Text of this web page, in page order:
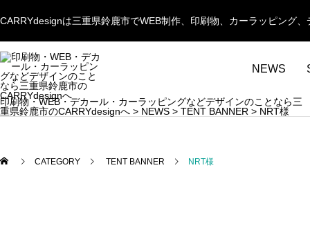
CARRYdesignは三重県鈴鹿市でWEB制作、印刷物、カーラッピング
NEWS
印刷物・WEB・デカール・カーラッピングなどデザインのことなら三
重県鈴鹿市のCARRYdesignへ > NEWS > TENT BANNER > NRT様
CATEGORY TENT BANNER NRT様